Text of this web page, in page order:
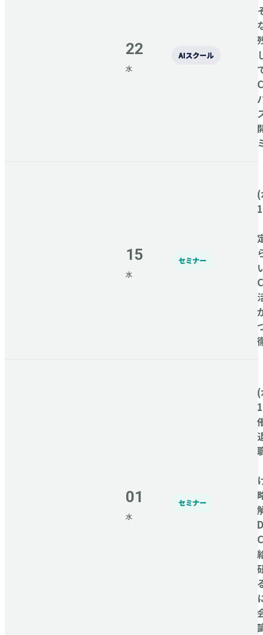
22
水
AIスクール
15
水
セミナー
01
水
セミナー